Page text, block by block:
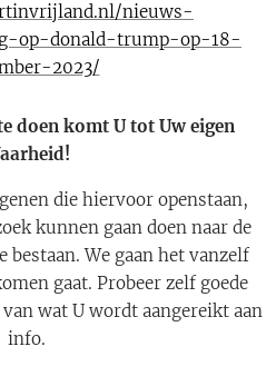
nieuws-
op-donald-trump-op-18-
2023/
doen komt U tot Uw eigen
die hiervoor openstaan,
kunnen gaan doen naar de
bestaan. We gaan het vanzelf
gaat. Probeer zelf goede
wat U wordt aangereikt aan
info.